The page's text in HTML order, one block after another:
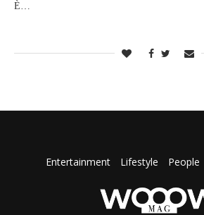
È…
Entertainment Lifestyle People